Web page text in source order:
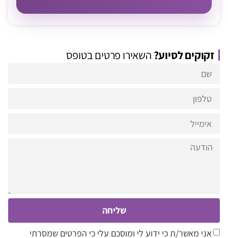
זקוקים לסיוע? השאירו פרטים בטופס
אני מאשר/ת כי ידוע לי ומוסכם עלי כי הפרטים שמסרתי
שליחה